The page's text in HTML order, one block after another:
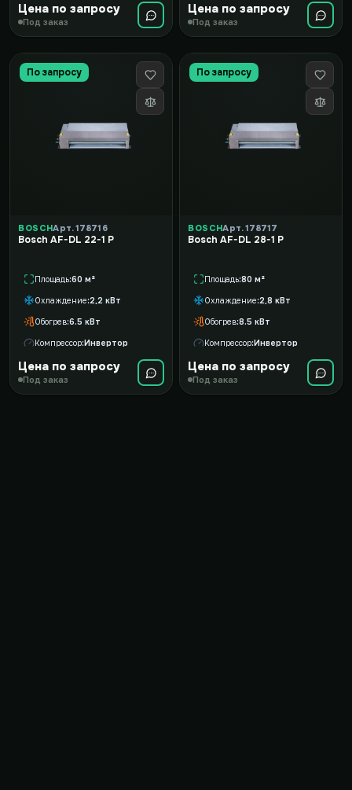
Цена по запросу
Под заказ
Цена по запросу
Под заказ
По запросу
BOSCHАрт. 178716
Bosch AF-DL 22-1 P
Площадь 60 м²
Охлаждение 2,2 кВт
Обогрев 6.5 кВт
Компрессор Инвертор
Цена по запросу
Под заказ
По запросу
BOSCHАрт. 178717
Bosch AF-DL 28-1 P
Площадь 80 м²
Охлаждение 2,8 кВт
Обогрев 8.5 кВт
Компрессор Инвертор
Цена по запросу
Под заказ